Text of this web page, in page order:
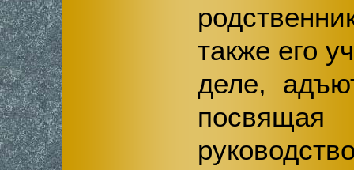
также его
деле,